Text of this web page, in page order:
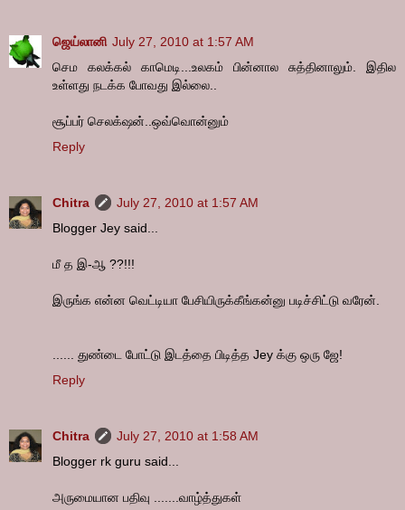
ஜெய்லானி July 27, 2010 at 1:57 AM
செம கலக்கல் காமெடி...உலகம் பின்னால சுத்தினாலும். இதில
உள்ளது நடக்க போவது இல்லை..
சூப்பர் செலக்‌ஷன்..ஒவ்வொன்னும்
Reply
Chitra
July 27, 2010 at 1:57 AM
Blogger Jey said...
மீ த இ-ஆ ??!!!
இருங்க என்ன வெட்டியா பேசியிருக்கீங்கன்னு படிச்சிட்டு வரேன்.
...... துண்டை போட்டு இடத்தை பிடித்த Jey க்கு ஒரு ஜே!
Reply
Chitra
July 27, 2010 at 1:58 AM
Blogger rk guru said...
அருமையான பதிவு .......வாழ்த்துகள்